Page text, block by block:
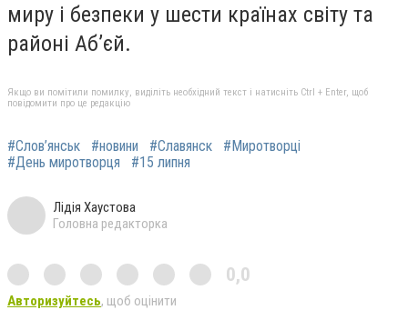
миру і безпеки у шести країнах світу та
районі Аб’єй.
Якщо ви помітили помилку, виділіть необхідний текст і натисніть Ctrl + Enter, щоб
повідомити про це редакцію
#Слов’янськ #новини #Славянск
#Миротворці
#День миротворця
#15 липня
Лідія Хаустова
Головна редакторка
0,0
Авторизуйтесь, щоб оцінити